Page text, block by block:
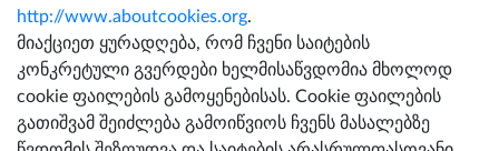
http://www.aboutcookies.org.
მიაქციეთ ყურადღება, რომ ჩვენი საიტების
კონკრეტული გვერდები ხელმისაწვდომია მხოლოდ
cookie ფაილების გამოყენებისას. Cookie ფაილების
გათიშვამ შეიძლება გამოიწვიოს ჩვენს მასალებზე